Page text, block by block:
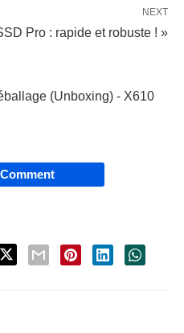
NEXT
Pro : rapide et robuste ! »
(Unboxing) - X610